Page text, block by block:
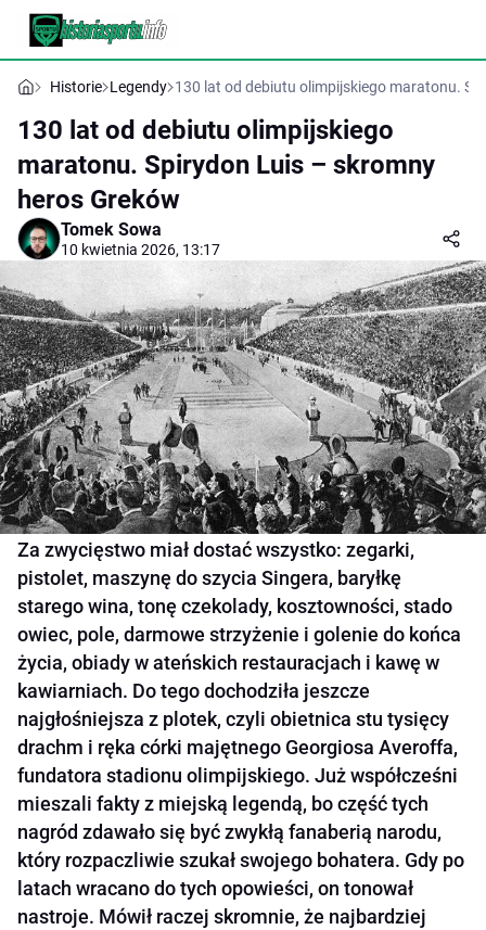
Historie Legendy 130 lat od debiutu olimpijskiego maratonu.
130 lat od debiutu olimpijskiego
maratonu. Spirydon Luis – skromny
heros Greków
Tomek Sowa
10 kwietnia 2026, 13:17
Za zwycięstwo miał dostać wszystko: zegarki,
pistolet, maszynę do szycia Singera, baryłkę
starego wina, tonę czekolady, kosztowności, stado
owiec, pole, darmowe strzyżenie i golenie do końca
życia, obiady w ateńskich restauracjach i kawę w
kawiarniach. Do tego dochodziła jeszcze
najgłośniejsza z plotek, czyli obietnica stu tysięcy
drachm i ręka córki majętnego Georgiosa Averoffa,
fundatora stadionu olimpijskiego. Już współcześni
mieszali fakty z miejską legendą, bo część tych
nagród zdawało się być zwykłą fanaberią narodu,
który rozpaczliwie szukał swojego bohatera. Gdy po
latach wracano do tych opowieści, on tonował
nastroje. Mówił raczej skromnie, że najbardziej